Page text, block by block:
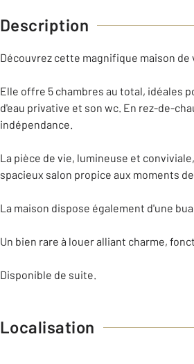
Description
Découvrez cette magnifique maison
Elle offre 5 chambres au total, idéales
d'eau privative et son wc. En rez-de-
indépendance.
La pièce de vie, lumineuse et
spacieux salon propice aux moments
La maison dispose également d'une
Un bien rare à louer alliant charme,
Disponible de suite.
Localisation